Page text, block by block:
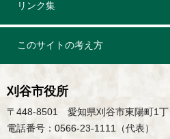
リンク集
このサイトの考え方
刈谷市役所
〒448-8501 愛知県刈谷市東陽町1丁
電話番号：0566-23-1111（代表）